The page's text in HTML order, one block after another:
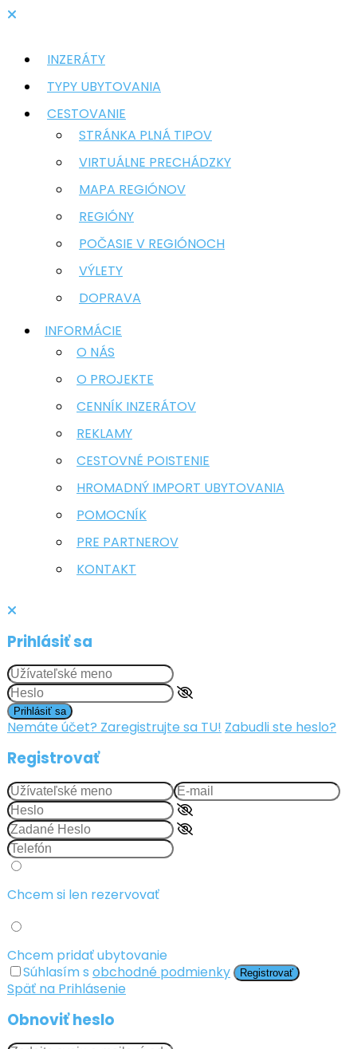
INZERÁTY
TYPY UBYTOVANIA
CESTOVANIE
STRÁNKA PLNÁ TIPOV
VIRTUÁLNE PRECHÁDZKY
MAPA REGIÓNOV
REGIÓNY
POČASIE V REGIÓNOCH
VÝLETY
DOPRAVA
INFORMÁCIE
O NÁS
O PROJEKTE
CENNÍK INZERÁTOV
REKLAMY
CESTOVNÉ POISTENIE
HROMADNÝ IMPORT UBYTOVANIA
POMOCNÍK
PRE PARTNEROV
KONTAKT
Prihlásiť sa
Prihlásiť sa
Nemáte účet? Zaregistrujte sa TU! Zabudli ste heslo?
Registrovať
Chcem si len rezervovať
Chcem pridať ubytovanie
Súhlasím s obchodné podmienky Registrovať
Späť na Prihlásenie
Obnoviť heslo